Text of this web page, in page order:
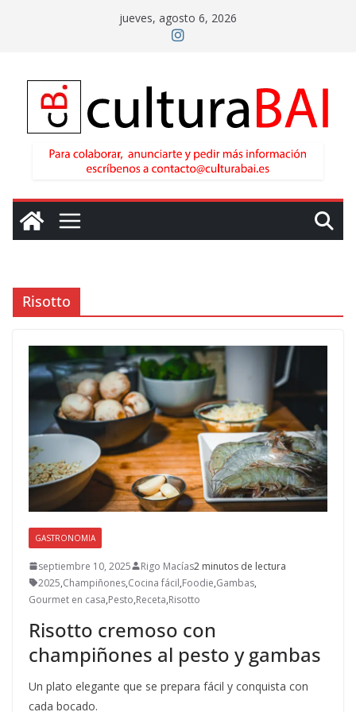
jueves, agosto 6, 2026
Risotto
GASTRONOMIA
septiembre 10, 2025 Rigo Macías2 minutos de lectura
2025,Champiñones,Cocina fácil,Foodie,Gambas,
Gourmet en casa,Pesto,Receta,Risotto
Risotto cremoso con
champiñones al pesto y gambas
Un plato elegante que se prepara fácil y conquista con
cada bocado.